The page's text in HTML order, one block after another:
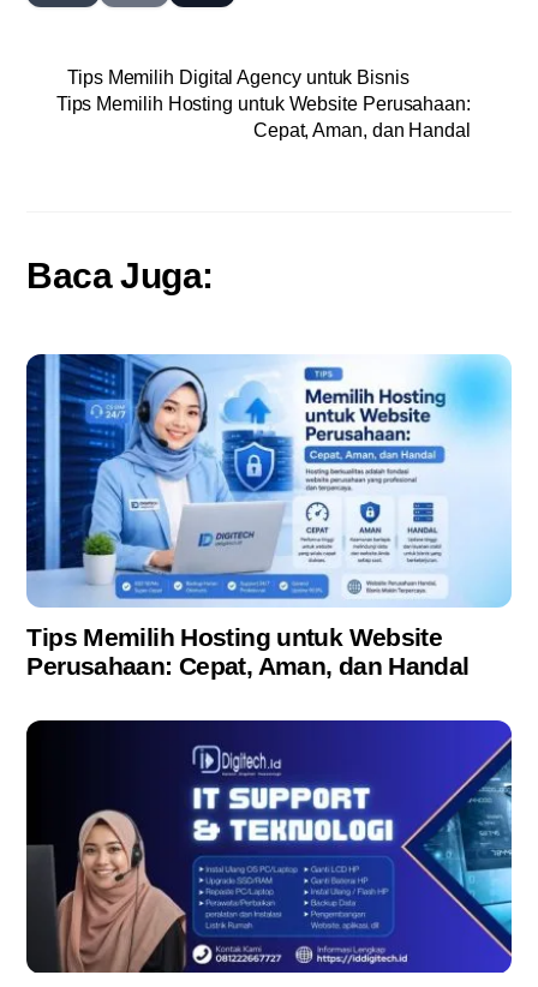
Tips Memilih Digital Agency untuk Bisnis
Tips Memilih Hosting untuk Website Perusahaan:
Cepat, Aman, dan Handal
Baca Juga:
Tips Memilih Hosting untuk Website
Perusahaan: Cepat, Aman, dan Handal